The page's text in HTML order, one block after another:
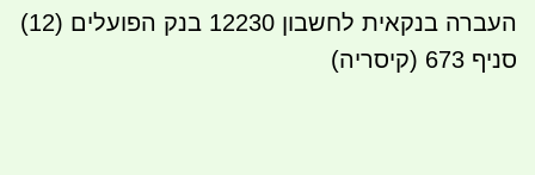
העברה בנקאית לחשבון 12230 בנק הפועלים (12)
סניף 673 (קיסריה)